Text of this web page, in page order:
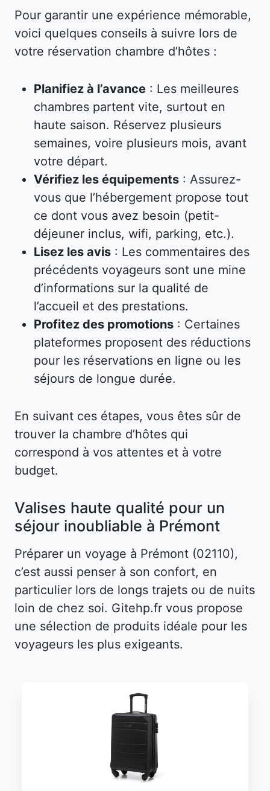
Pour garantir une expérience mémorable,
voici quelques conseils à suivre lors de
votre réservation chambre d’hôtes :
Planifiez à l’avance : Les meilleures
chambres partent vite, surtout en
haute saison. Réservez plusieurs
semaines, voire plusieurs mois, avant
votre départ.
Vérifiez les équipements : Assurez-
vous que l’hébergement propose tout
ce dont vous avez besoin (petit-
déjeuner inclus, wifi, parking, etc.).
Lisez les avis : Les commentaires des
précédents voyageurs sont une mine
d’informations sur la qualité de
l’accueil et des prestations.
Profitez des promotions : Certaines
plateformes proposent des réductions
pour les réservations en ligne ou les
séjours de longue durée.
En suivant ces étapes, vous êtes sûr de
trouver la chambre d’hôtes qui
correspond à vos attentes et à votre
budget.
Valises haute qualité pour un
séjour inoubliable à Prémont
Préparer un voyage à Prémont (02110),
c’est aussi penser à son confort, en
particulier lors de longs trajets ou de nuits
loin de chez soi. Gitehp.fr vous propose
une sélection de produits idéale pour les
voyageurs les plus exigeants.